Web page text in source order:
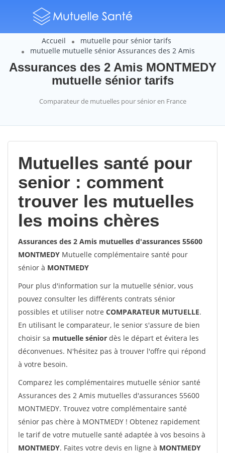
Accueil
mutuelle pour sénior tarifs
mutuelle mutuelle sénior Assurances des 2 Amis
Assurances des 2 Amis MONTMEDY
mutuelle sénior tarifs
Comparateur de mutuelles pour sénior en France
Mutuelles santé pour
senior : comment
trouver les mutuelles
les moins chères
Assurances des 2 Amis mutuelles d'assurances 55600
MONTMEDY Mutuelle complémentaire santé pour
sénior à MONTMEDY
Pour plus d'information sur la mutuelle sénior, vous
pouvez consulter les différents contrats sénior
possibles et utiliser notre COMPARATEUR MUTUELLE.
En utilisant le comparateur, le senior s'assure de bien
choisir sa mutuelle sénior dès le départ et évitera les
déconvenues. N'hésitez pas à trouver l'offre qui répond
à votre besoin.
Comparez les complémentaires mutuelle sénior santé
Assurances des 2 Amis mutuelles d'assurances 55600
MONTMEDY. Trouvez votre complémentaire santé
sénior pas chère à MONTMEDY ! Obtenez rapidement
le tarif de votre mutuelle santé adaptée à vos besoins à
MONTMEDY. Faites votre devis en ligne à MONTMEDY